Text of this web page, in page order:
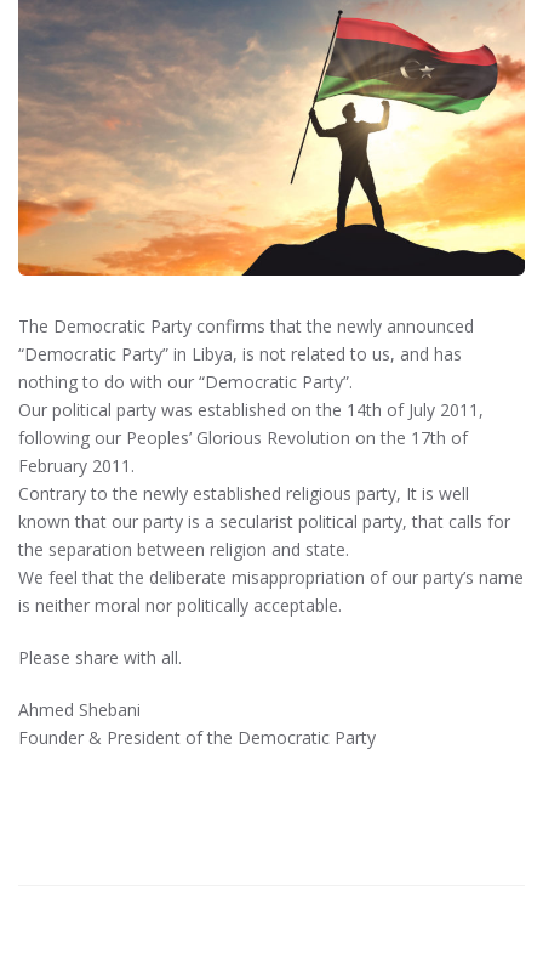
The Democratic Party confirms that the newly announced
“Democratic Party” in Libya, is not related to us, and has
nothing to do with our “Democratic Party”.
Our political party was established on the 14th of July 2011,
following our Peoples’ Glorious Revolution on the 17th of
February 2011.
Contrary to the newly established religious party, It is well
known that our party is a secularist political party, that calls for
the separation between religion and state.
We feel that the deliberate misappropriation of our party’s name
is neither moral nor politically acceptable.
Please share with all.
Ahmed Shebani
Founder & President of the Democratic Party